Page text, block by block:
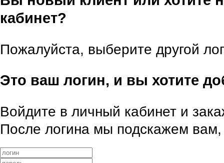
кабинет?
Пожалуйста, выберите другой
Это ваш логин, и вы хотите
Войдите в личный кабинет и
После логина мы подскажем вам,